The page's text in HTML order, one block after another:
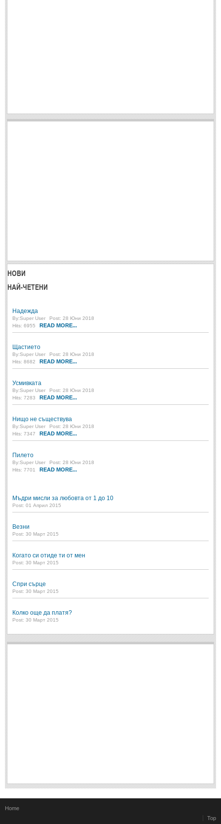
НОВИ
НАЙ-ЧЕТЕНИ
Надежда
By:Super User
Post: 28 Юни 2018
Hits: 6955
READ MORE...
Щастието
By:Super User
Post: 28 Юни 2018
Hits: 8682
READ MORE...
Усмивката
By:Super User
Post: 28 Юни 2018
Hits: 7283
READ MORE...
Нищо не съществува
By:Super User
Post: 28 Юни 2018
Hits: 7347
READ MORE...
Пилето
By:Super User
Post: 28 Юни 2018
Hits: 7701
READ MORE...
Мъдри мисли за любовта от 1 до 10
Post: 01 Април 2015
Везни
Post: 30 Март 2015
Когато си отиде ти от мен
Post: 30 Март 2015
Спри сърце
Post: 30 Март 2015
Колко още да платя?
Post: 30 Март 2015
Home
Top